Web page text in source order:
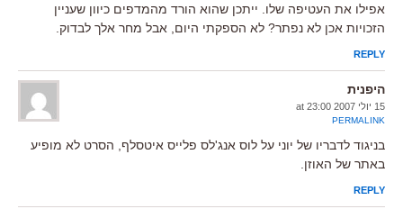
אפילו את העטיפה שלו. ייתכן שהוא הורד מהמדפים כיוון שעניין
הזכויות אכן לא נפתר? לא הספקתי היום, אבל מחר אלך לבדוק.
REPLY
היפנית
15 יולי 2007 at 23:00
PERMALINK
בניגוד לדבריו של יוני על לוס אנג'לס פלייס איטסלף, הסרט לא מופיע
באתר של האוזן.
REPLY